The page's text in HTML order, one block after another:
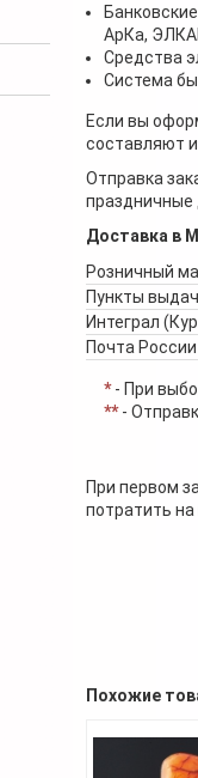
АрКа,
Средства
Система
Если вы
составляют
Отправка
праздничные
Доставка в
Розничный
Пункты
Интеграл
Почта России
*- При
**-
При первом
потратить на
Похожие